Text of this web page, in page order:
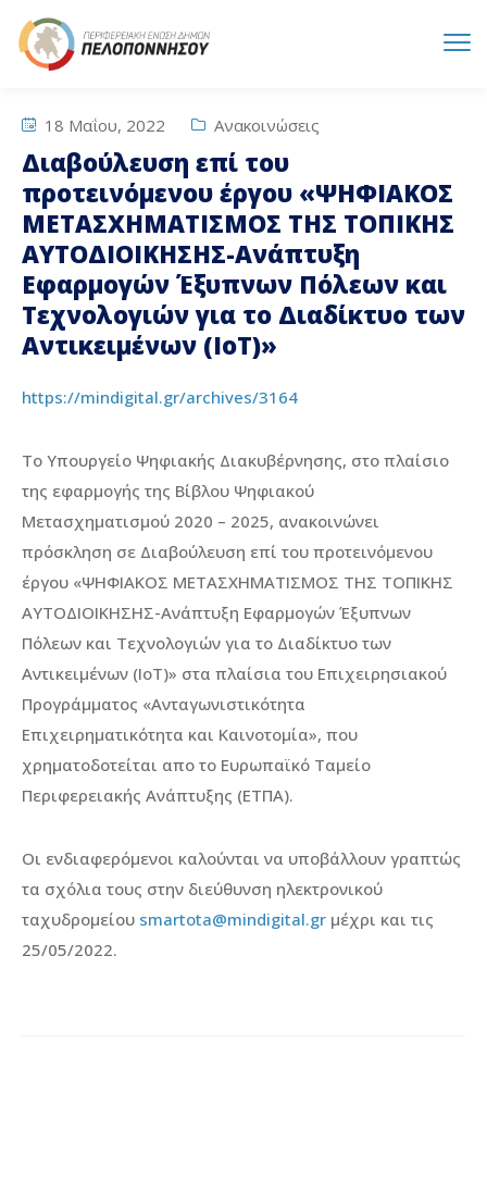
18 Μαΐου, 2022 Ανακοινώσεις
Διαβούλευση επί του
προτεινόμενου έργου «ΨΗΦΙΑΚΟΣ
ΜΕΤΑΣΧΗΜΑΤΙΣΜΟΣ ΤΗΣ ΤΟΠΙΚΗΣ
ΑΥΤΟΔΙΟΙΚΗΣΗΣ-Ανάπτυξη
Εφαρμογών Έξυπνων Πόλεων και
Τεχνολογιών για το Διαδίκτυο των
Αντικειμένων (IoT)»
https://mindigital.gr/archives/3164
Το Υπουργείο Ψηφιακής Διακυβέρνησης, στο πλαίσιο
της εφαρμογής της Βίβλου Ψηφιακού
Μετασχηματισμού 2020 – 2025, ανακοινώνει
πρόσκληση σε Διαβούλευση επί του προτεινόμενου
έργου «ΨΗΦΙΑΚΟΣ ΜΕΤΑΣΧΗΜΑΤΙΣΜΟΣ ΤΗΣ ΤΟΠΙΚΗΣ
ΑΥΤΟΔΙΟΙΚΗΣΗΣ-Ανάπτυξη Εφαρμογών Έξυπνων
Πόλεων και Τεχνολογιών για το Διαδίκτυο των
Αντικειμένων (IoT)» στα πλαίσια του Επιχειρησιακού
Προγράμματος «Ανταγωνιστικότητα
Επιχειρηματικότητα και Καινοτομία», που
χρηματοδοτείται απο το Ευρωπαϊκό Ταμείο
Περιφερειακής Ανάπτυξης (ΕΤΠΑ).
Οι ενδιαφερόμενοι καλούνται να υποβάλλουν γραπτώς
τα σχόλια τους στην διεύθυνση ηλεκτρονικού
ταχυδρομείου smartota@mindigital.gr μέχρι και τις
25/05/2022.